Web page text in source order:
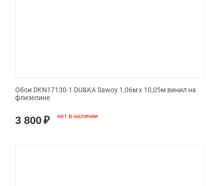
Обои DKN17130-1 DU&KA Sawoy 1,06м х 10,05м винил на
флизелине
3 800₽ нет в наличии